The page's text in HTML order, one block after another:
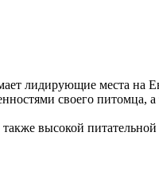
лидирующие места на
своего питомца, а
высокой